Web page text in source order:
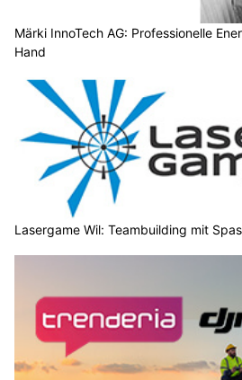
Märki InnoTech AG: Professionelle
Hand
Lasergame Wil: Teambuilding mit